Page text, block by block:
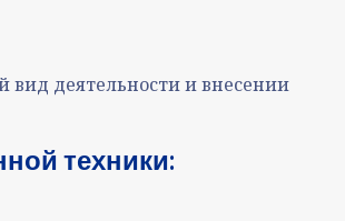
вид деятельности и внесении
техники: